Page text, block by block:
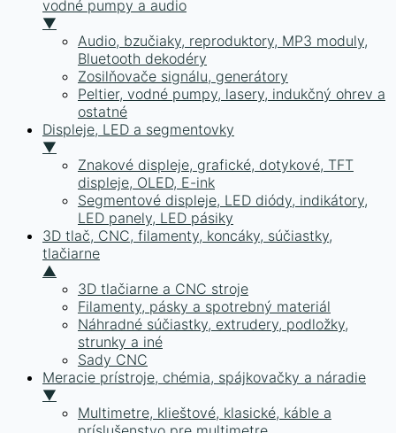
vodné pumpy a audio
▼
Audio, bzučiaky, reproduktory, MP3 moduly,
Bluetooth dekodéry
Zosilňovače signálu, generátory
Peltier, vodné pumpy, lasery, indukčný ohrev a
ostatné
Displeje, LED a segmentovky
▼
Znakové displeje, grafické, dotykové, TFT
displeje, OLED, E-ink
Segmentové displeje, LED diódy, indikátory,
LED panely, LED pásiky
3D tlač, CNC, filamenty, koncáky, súčiastky,
tlačiarne
▲
3D tlačiarne a CNC stroje
Filamenty, pásky a spotrebný materiál
Náhradné súčiastky, extrudery, podložky,
strunky a iné
Sady CNC
Meracie prístroje, chémia, spájkovačky a náradie
▼
Multimetre, klieštové, klasické, káble a